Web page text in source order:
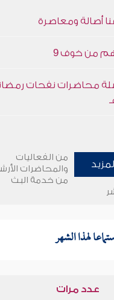
أصالة ومعاصرة
من خوف 9
محاضرات نفحات
من الفعاليات
والمحاضرات
من خدمة البث
لهذا الشهر
عدد مرات